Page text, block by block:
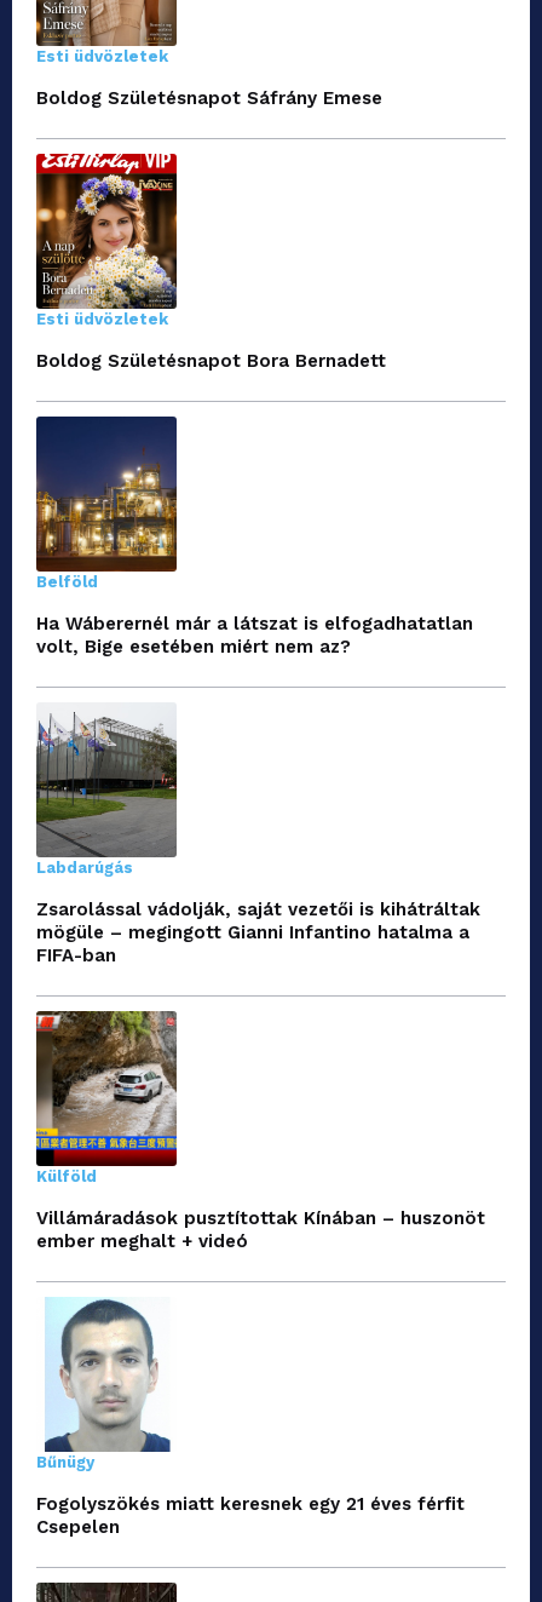
Esti üdvözletek
Boldog Születésnapot Sáfrány Emese
Esti üdvözletek
Boldog Születésnapot Bora Bernadett
Belföld
Ha Wáberernél már a látszat is elfogadhatatlan
volt, Bige esetében miért nem az?
Labdarúgás
Zsarolással vádolják, saját vezetői is kihátráltak
mögüle – megingott Gianni Infantino hatalma a
FIFA-ban
Külföld
Villámáradások pusztítottak Kínában – huszonöt
ember meghalt + videó
Bűnügy
Fogolyszökés miatt keresnek egy 21 éves férfit
Csepelen